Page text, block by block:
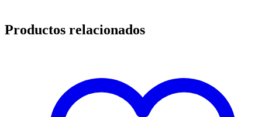
Productos relacionados